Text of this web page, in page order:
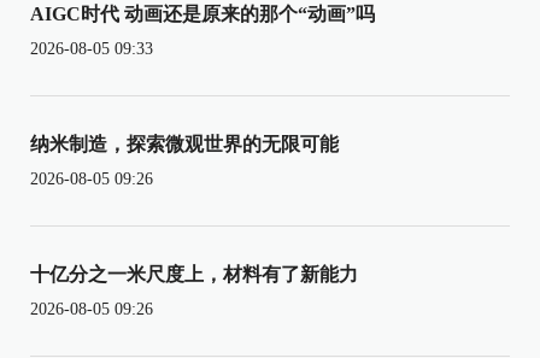
AIGC时代 动画还是原来的那个“动画”吗
2026-08-05 09:33
纳米制造，探索微观世界的无限可能
2026-08-05 09:26
十亿分之一米尺度上，材料有了新能力
2026-08-05 09:26